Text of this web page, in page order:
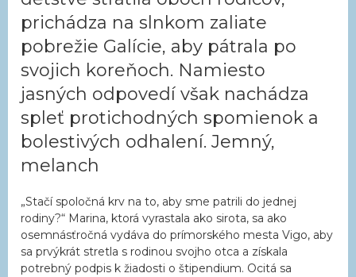
prichádza na slnkom zaliate
pobrežie Galície, aby pátrala po
svojich koreňoch. Namiesto
jasných odpovedí však nachádza
spleť protichodných spomienok a
bolestivých odhalení. Jemný,
melanch
„Stačí spoločná krv na to, aby sme patrili do jednej
rodiny?“ Marina, ktorá vyrastala ako sirota, sa ako
osemnásťročná vydáva do prímorského mesta Vigo, aby
sa prvýkrát stretla s rodinou svojho otca a získala
potrebný podpis k žiadosti o štipendium. Ocitá sa